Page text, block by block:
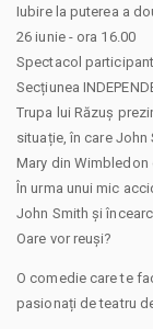
Iubire la puterea a
26 iunie - ora 16.00
Spectacol
Secțiunea
Trupa lui Răzuș
situație, în care
Mary din Wimbledon
În urma unui mic
John Smith şi
Oare vor reuși?
O comedie care te
pasionați de teatru